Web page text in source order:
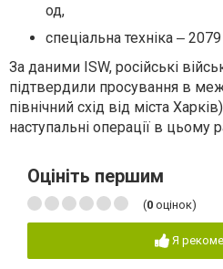
од,
спеціальна техніка ‒
За даними ISW, російські
підтвердили просування в
північний схід від міста
наступальні операції в цьому
Оцініть першим
(0 оцінок)
Я